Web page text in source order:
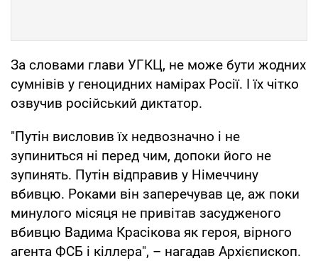
За словами глави УГКЦ, не може бути жодних
сумнівів у геноцидних намірах Росії. І їх чітко
озвучив російський диктатор.
"Путін висловив їх недвозначно і не
зупиниться ні перед чим, допоки його не
зупинять. Путін відправив у Німеччину
вбивцю. Роками він заперечував це, аж поки
минулого місяця не привітав засудженого
вбивцю Вадима Красікова як героя, вірного
агента ФСБ і кіллера", – нагадав Архієпископ.